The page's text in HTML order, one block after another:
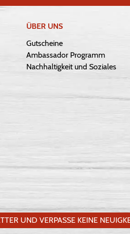
ÜBER UNS
Gutscheine
Ambassador Programm
Nachhaltigkeit und Soziales
UND VERPASSE KEINE